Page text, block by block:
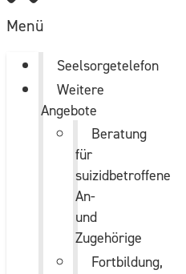
Menü
Seelsorgetelefon
Weitere
Angebote
Beratung
für
suizidbetroffene
An-
und
Zugehörige
Fortbildung,